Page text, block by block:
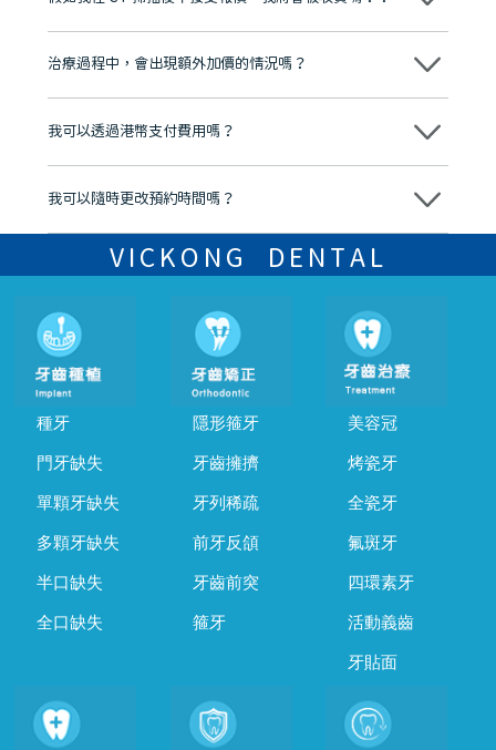
至今已服務超過三十個國家和地區的顧客，受到粵港澳大灣區及周邊城
市市民極高的口碑評價及信任推薦 珠海、深圳設有八大分院，香港亦設
有咨詢及服務保障中心，有任何問題都可以隨時預約免費咨詢，讓人十
不會！只要未開始實際服務之前，你不會被收取任何費用。
治療過程中，會出現額外加價的情況嗎？
不會，治療前我們會詳細說明治療方案及對應的價錢，顧客同意並簽字
我可以透過港幣支付費用嗎？
可以。維港口腔會按照當日匯率轉算收取費用，而匯率會及時告知客人
我可以隨時更改預約時間嗎？
可以，請盡早通過wechat或whatsapp聯絡我們，告知我們你原本預約
的時間及資料，並且重新預約的日期及時段
VICKONG DENTAL
種牙
門牙缺失
單顆牙缺失
多顆牙缺失
半口缺失
全口缺失
隱形箍牙
牙齒擁擠
牙列稀疏
前牙反頜
牙齒前突
箍牙
美容冠
烤瓷牙
全瓷牙
氟斑牙
四環素牙
活動義齒
牙貼面